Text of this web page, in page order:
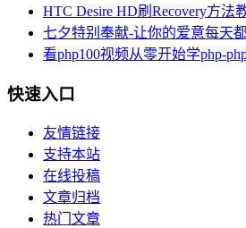
HTC Desire HD刷Recovery方法
七夕特别奉献-让你的爱意每天
看php100视频从零开始学php-
快速入口
友情链接
支持本站
在线投稿
文章归档
热门文章